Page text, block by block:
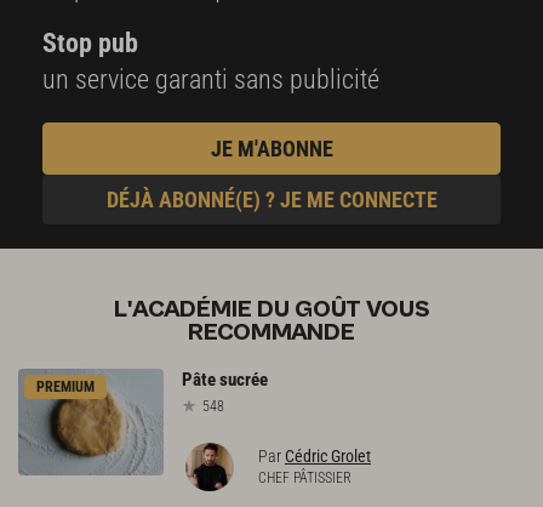
Stop pub
un service garanti sans publicité
JE M'ABONNE
DÉJÀ ABONNÉ(E) ? JE ME CONNECTE
L'ACADÉMIE DU GOÛT VOUS
RECOMMANDE
PREMIUM Pâtesucrée
548
Par Cédric Grolet
CHEF PÂTISSIER